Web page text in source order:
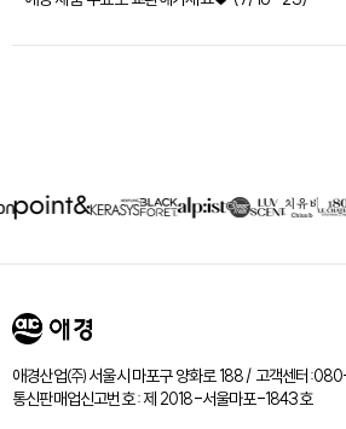
제휴회사
리스트
애경산업㈜ 서울시 마포구 양화로 188 / 고객센터
통신판매업신고번호 : 제 2018-서울마포-1843호